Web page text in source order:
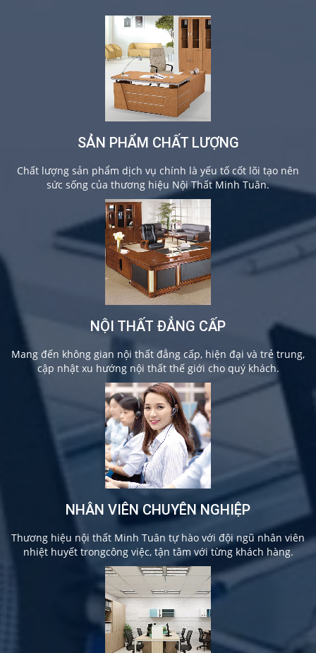
SẢN PHẨM CHẤT LƯỢNG
Chất lượng sản phẩm dịch vụ chính là yếu tố cốt lõi tạo nên
sức sống của thương hiệu Nội Thất Minh Tuân.
NỘI THẤT ĐẲNG CẤP
Mang đến không gian nội thất đẳng cấp, hiện đại và trẻ trung,
cập nhật xu hướng nội thất thế giới cho quý khách.
NHÂN VIÊN CHUYÊN NGHIỆP
Thương hiệu nội thất Minh Tuân tự hào với đội ngũ nhân viên
nhiệt huyết trongcông việc, tận tâm với từng khách hàng.